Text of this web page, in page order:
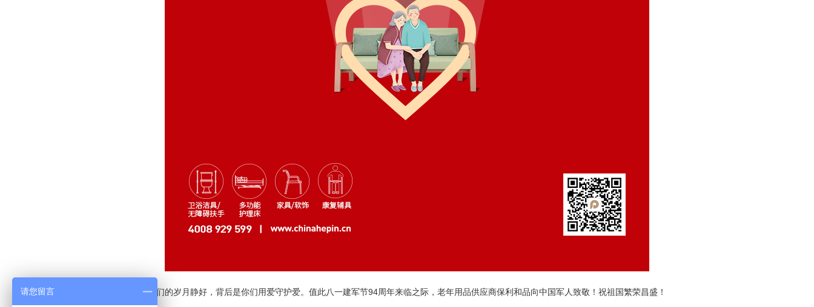
我们的岁月静好，背后是你们用爱守护爱。值此八一建军节94周年来临之际，老年用品供应商保利和品向中国军人致敬！祝祖国繁荣昌盛！
请您留言